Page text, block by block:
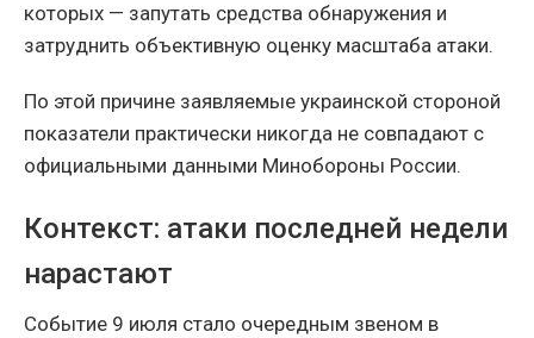
которых — запутать средства обнаружения и
затруднить объективную оценку масштаба атаки.
По этой причине заявляемые украинской стороной
показатели практически никогда не совпадают с
официальными данными Минобороны России.
Контекст: атаки последней недели
нарастают
Событие 9 июля стало очередным звеном в